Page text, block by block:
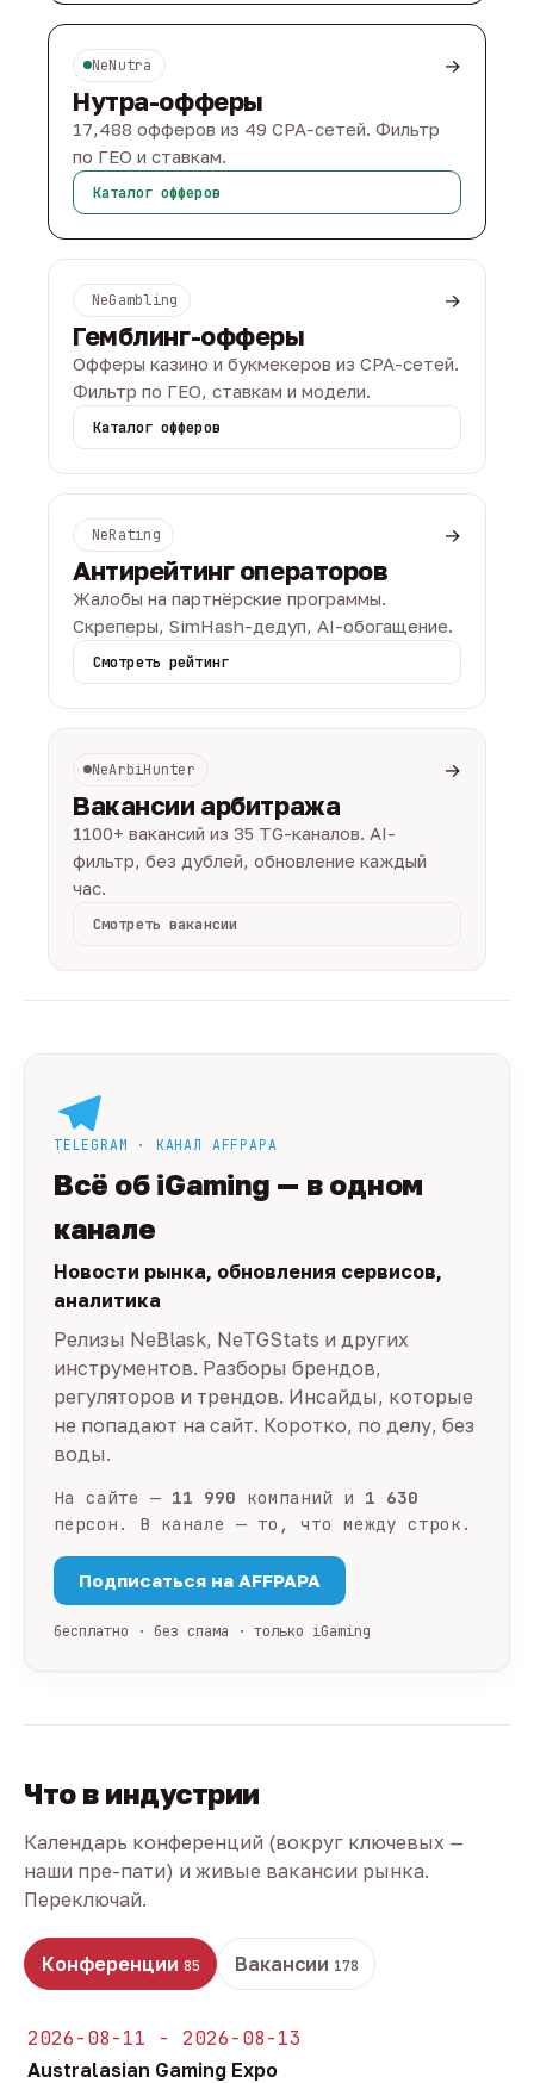
NeNutra →
Нутра-офферы
17,488 офферов из 49 CPA-сетей. Фильтр
по ГЕО и ставкам.
Каталог офферов
NeGambling →
Гемблинг-офферы
Офферы казино и букмекеров из CPA-сетей.
Фильтр по ГЕО, ставкам и модели.
Каталог офферов
NeRating →
Антирейтинг операторов
Жалобы на партнёрские программы.
Скреперы, SimHash-дедуп, AI-обогащение.
Смотреть рейтинг
NeArbiHunter →
Вакансии арбитража
1100+ вакансий из 35 TG-каналов. AI-
фильтр, без дублей, обновление каждый
час.
Смотреть вакансии
TELEGRAM · КАНАЛ AFFPAPA
Всё об iGaming — в одном
канале
Новости рынка, обновления сервисов,
аналитика
Релизы NeBlask, NeTGStats и других
инструментов. Разборы брендов,
регуляторов и трендов. Инсайды, которые
не попадают на сайт. Коротко, по делу, без
воды.
На сайте — 11 990 компаний и 1 630
персон. В канале — то, что между строк.
Подписаться на AFFPAPA
бесплатно · без спама · только iGaming
Что в индустрии
Календарь конференций (вокруг ключевых —
наши пре-пати) и живые вакансии рынка.
Переключай.
Конференции 85 Вакансии 178
2026-08-11 - 2026-08-13
Australasian Gaming Expo